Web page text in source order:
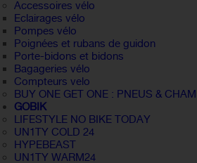
Accessoires vélo
Eclairages vélo
Pompes vélo
Poignées et rubans de guidon
Porte-bidons et bidons
Bagageries vélo
Compteurs velo
BUY ONE GET ONE : PNEUS &
GOBIK
LIFESTYLE NO BIKE TODAY
UN1TY COLD 24
HYPEBEAST
UN1TY WARM24